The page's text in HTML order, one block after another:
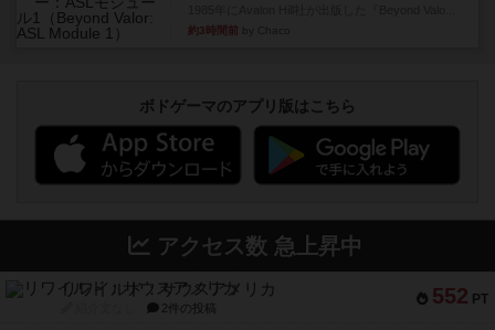
約3時間前
ボドゲーマのアプリ版はこちら
アクセス数 急上昇中
552 PT
リワイルド：サウスアメリカ
2件の投稿